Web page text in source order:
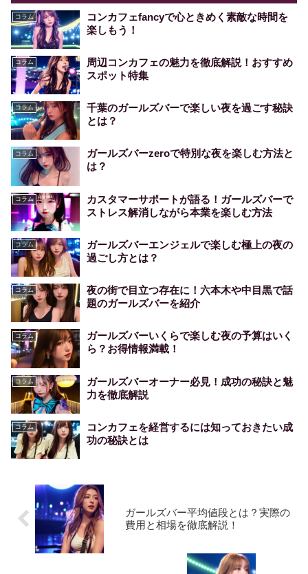
コラム
コンカフェfancyで心ときめく素敵な時間を
楽しもう！
コラム
周辺コンカフェの魅力を徹底解説！おすすめ
スポット特集
コラム
千葉のガールズバーで楽しい夜を過ごす秘訣
とは？
コラム
ガールズバーzeroで特別な夜を楽しむ方法と
は？
コラム
カスタマーサポートが語る！ガールズバーで
ストレス解消しながら本業を楽しむ方法
コラム
ガールズバーエンジェルで楽しむ極上の夜の
過ごし方とは？
コラム
夜の街で目立つ存在に！六本木や中目黒で話
題のガールズバーを紹介
コラム
ガールズバーいくらで楽しむ夜の予算はいく
ら？お得情報満載！
コラム
ガールズバーオーナー必見！成功の秘訣と魅
力を徹底解説
コラム
コンカフェを経営するには知っておきたい成
功の秘訣とは
ガールズバー平均値段とは？実際の
費用と相場を徹底解説！